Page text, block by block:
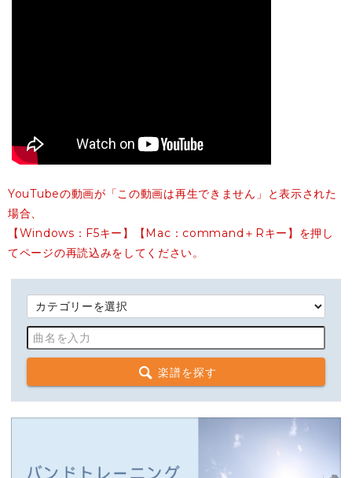
YouTubeの動画が「この動画は再生できません」と表示された
場合、
【Windows：F5キー】【Mac：command＋Rキー】を押し
てページの再読込みをしてください。
楽譜を探す